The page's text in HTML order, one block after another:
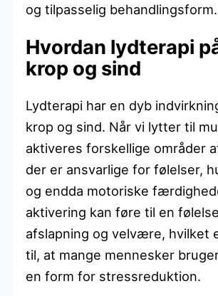
og tilpasselig behandlingsform.
Hvordan lydterapi
krop og sind
Lydterapi har en dyb
krop og sind. Når vi lytter til
aktiveres forskellige områder
der er ansvarlige for følelser,
og endda motoriske
aktivering kan føre til en
afslapning og velvære, hvilket
til, at mange mennesker
en form for stressreduktion.